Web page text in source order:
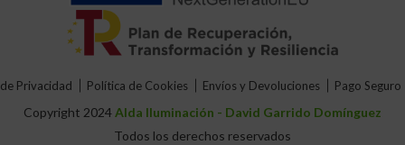
Privacidad Política de Cookies Envíos y Devoluciones Pago Seguro
Copyright 2024Alda Iluminación - David Garrido Domínguez
Todos los derechos reservados